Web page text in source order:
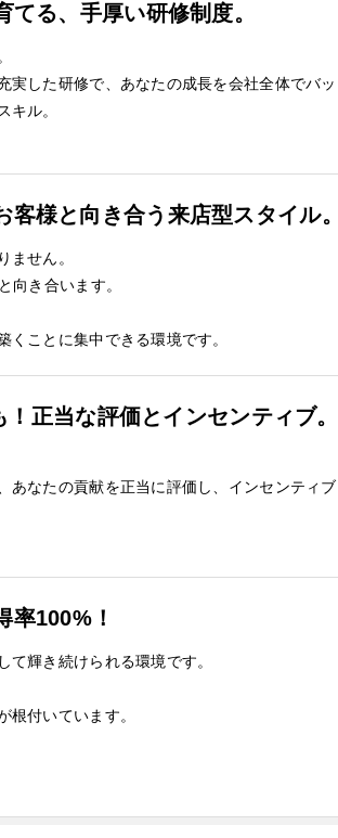
る、手厚い研修制度。
した研修で、あなたの成長を会社全体でバ
キル。
客様と向き合う来店型スタイル
ません。
向き合います。
ことに集中できる環境です。
正当な評価とインセンティブ。
なたの貢献を正当に評価し、インセンティ
率100%！
輝き続けられる環境です。
付いています。